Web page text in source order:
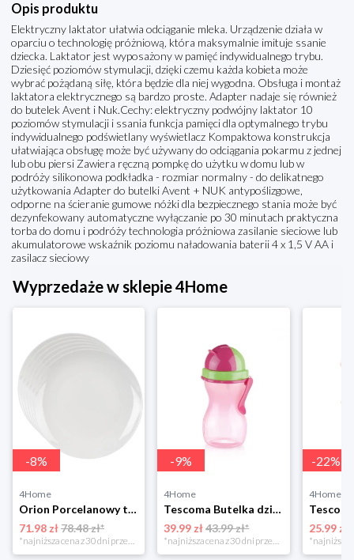
Opis produktu
Elektryczny laktator ułatwia odciąganie mleka. Urządzenie działa w
oparciu o technologię próżniową, która maksymalnie imituje ssanie
dziecka. Laktator jest wyposażony w pamięć indywidualnego trybu.
Dziesięć poziomów stymulacji, dzięki czemu każda kobieta może
wybrać pożądaną siłę, która będzie dla niej wygodna. Obsługa i montaż
laktatora elektrycznego są bardzo proste. Adapter nadaje się również
do butelek Avent i Nuk.Cechy: elektryczny podwójny laktator 10
poziomów stymulacji i ssania funkcja pamięci dla optymalnego trybu
indywidualnego podświetlany wyświetlacz Kompaktowa konstrukcja
ułatwiająca obsługę może być używany do odciągania pokarmu z jednej
lub obu piersi Zawiera ręczną pompkę do użytku w domu lub w
podróży silikonowa podkładka - rozmiar normalny - do delikatnego
użytkowania Adapter do butelki Avent + NUK antypoślizgowe,
odporne na ścieranie gumowe nóżki dla bezpiecznego stania może być
dezynfekowany automatyczne wyłączanie po 30 minutach praktyczna
torba do domu i podróży technologia próżniowa zasilanie sieciowe lub
akumulatorowe wskaźnik poziomu naładowania baterii 4 x 1,5 V AA i
zasilacz sieciowy
Wyprzedaże w sklepie 4Home
-8%
4Home
Orion Porcelanowy talerz płytki dla dzieci MONA, śr. 21 cm, 6 szt.
71.98 zł78.48 zł*
*najniższa cena z 30 dni przed obniżką
-9%
4Home
Tescoma Butelka dziecięca ze słomką BAMBINI różowy, 300 ml
39.99 zł 43.99 zł*
*najniższa cena z 30 dni przed obniżką
-22%
4Home
25.99 zł